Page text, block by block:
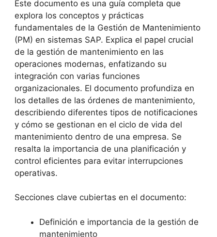
Este documento es una guía completa que
explora los conceptos y prácticas
fundamentales de la Gestión de Mantenimiento
(PM) en sistemas SAP. Explica el papel crucial
de la gestión de mantenimiento en las
operaciones modernas, enfatizando su
integración con varias funciones
organizacionales. El documento profundiza en
los detalles de las órdenes de mantenimiento,
describiendo diferentes tipos de notificaciones
y cómo se gestionan en el ciclo de vida del
mantenimiento dentro de una empresa. Se
resalta la importancia de una planificación y
control eficientes para evitar interrupciones
operativas.
Secciones clave cubiertas en el documento:
Definición e importancia de la gestión de
mantenimiento